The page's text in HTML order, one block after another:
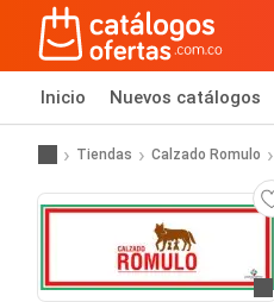
Inicio Nuevos catálogos
Tiendas Calzado Romulo